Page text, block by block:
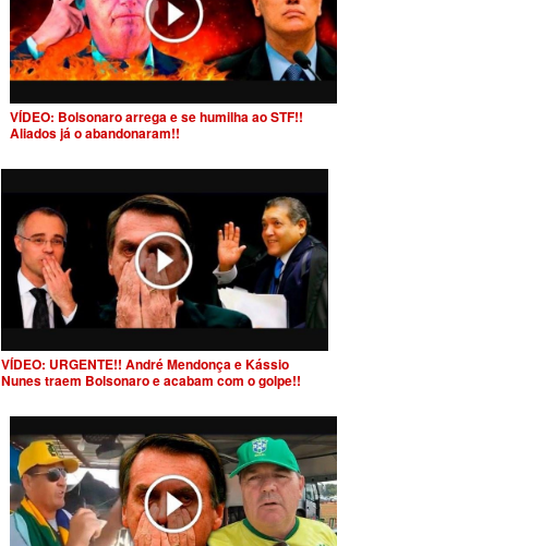
VÍDEO: Bolsonaro arrega e se humilha ao STF!!
Aliados já o abandonaram!!
VÍDEO: URGENTE!! André Mendonça e Kássio
Nunes traem Bolsonaro e acabam com o golpe!!